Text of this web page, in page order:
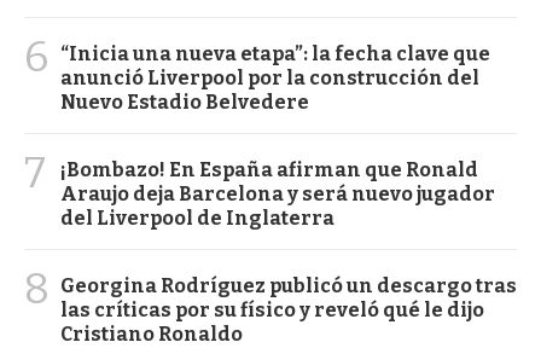
6
“Inicia una nueva etapa”: la fecha clave que
anunció Liverpool por la construcción del
Nuevo Estadio Belvedere
7
¡Bombazo! En España afirman que Ronald
Araujo deja Barcelona y será nuevo jugador
del Liverpool de Inglaterra
8
Georgina Rodríguez publicó un descargo tras
las críticas por su físico y reveló qué le dijo
Cristiano Ronaldo